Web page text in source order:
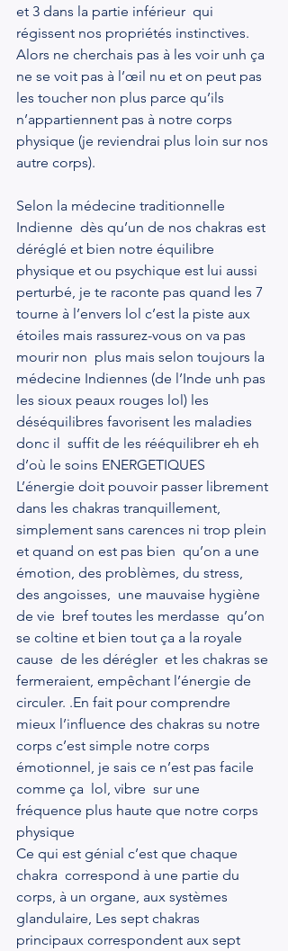
et 3 dans la partie inférieur  qui
régissent nos propriétés instinctives.
Alors ne cherchais pas à les voir unh ça
ne se voit pas à l’œil nu et on peut pas
les toucher non plus parce qu’ils
n’appartiennent pas à notre corps
physique (je reviendrai plus loin sur nos
autre corps).
Selon la médecine traditionnelle
Indienne  dès qu’un de nos chakras est
déréglé et bien notre équilibre
physique et ou psychique est lui aussi
perturbé, je te raconte pas quand les 7
tourne à l’envers lol c’est la piste aux
étoiles mais rassurez-vous on va pas
mourir non  plus mais selon toujours la
médecine Indiennes (de l’Inde unh pas
les sioux peaux rouges lol) les
déséquilibres favorisent les maladies
donc il  suffit de les rééquilibrer eh eh
d’où le soins ENERGETIQUES
L’énergie doit pouvoir passer librement
dans les chakras tranquillement,
simplement sans carences ni trop plein
et quand on est pas bien  qu’on a une
émotion, des problèmes, du stress,
des angoisses,  une mauvaise hygiène
de vie  bref toutes les merdasse  qu’on
se coltine et bien tout ça a la royale
cause  de les dérégler  et les chakras se
fermeraient, empêchant l’énergie de
circuler. .En fait pour comprendre
mieux l’influence des chakras su notre
corps c’est simple notre corps
émotionnel, je sais ce n’est pas facile
comme ça  lol, vibre  sur une
fréquence plus haute que notre corps
physique
Ce qui est génial c’est que chaque
chakra  correspond à une partie du
corps, à un organe, aux systèmes
glandulaire, Les sept chakras
principaux correspondent aux sept